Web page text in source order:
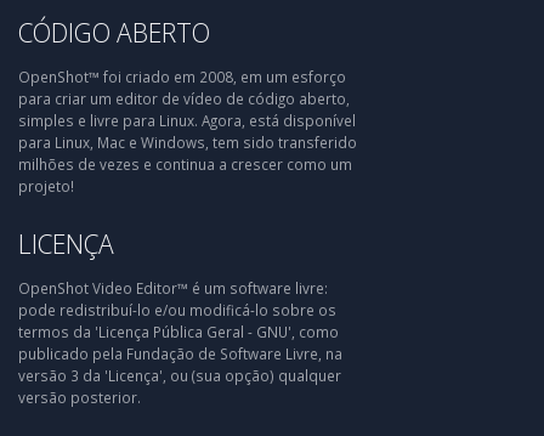
CÓDIGO ABERTO
OpenShot™ foi criado em 2008, em um esforço
para criar um editor de vídeo de código aberto,
simples e livre para Linux. Agora, está disponível
para Linux, Mac e Windows, tem sido transferido
milhões de vezes e continua a crescer como um
projeto!
LICENÇA
OpenShot Video Editor™ é um software livre:
pode redistribuí-lo e/ou modificá-lo sobre os
termos da 'Licença Pública Geral - GNU', como
publicado pela Fundação de Software Livre, na
versão 3 da 'Licença', ou (sua opção) qualquer
versão posterior.